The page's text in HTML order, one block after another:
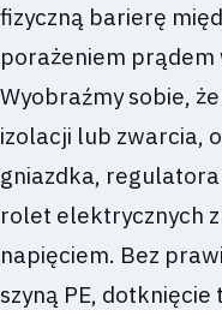
fizyczną barierę
porażeniem prądem
Wyobraźmy sobie,
izolacji lub zwarcia,
gniazdka,
rolet elektrycznych
napięciem. Bez
szyną PE,